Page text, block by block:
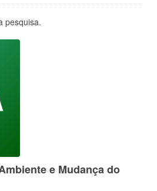
pesquisa.
e Mudança do